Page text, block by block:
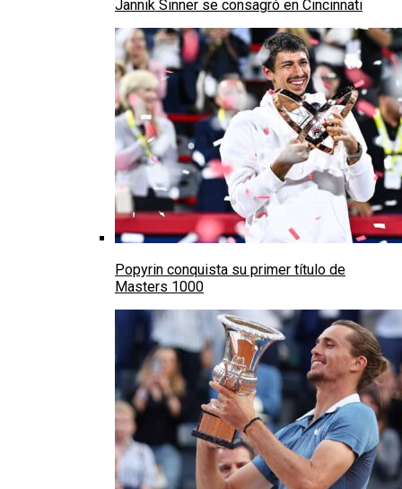
Jannik Sinner se consagró en Cincinnati
Popyrin conquista su primer título de
Masters 1000